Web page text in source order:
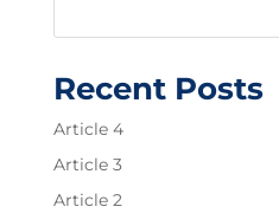
Recent Posts
Article 4
Article 3
Article 2